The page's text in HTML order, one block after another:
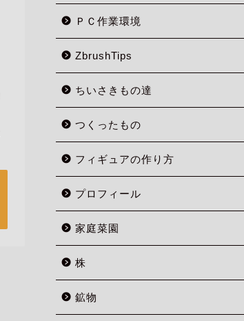
ＰＣ作業環境
ZbrushTips
ちいさきもの達
つくったもの
フィギュアの作り方
プロフィール
家庭菜園
株
鉱物